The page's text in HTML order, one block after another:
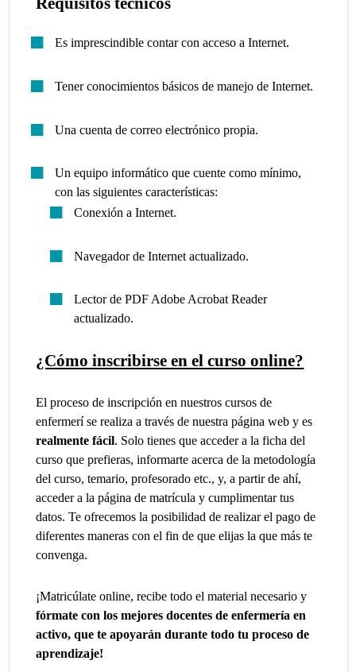
Es imprescindible contar con acceso a Internet.
Tener conocimientos básicos de manejo de Internet.
Una cuenta de correo electrónico propia.
Un equipo informático que cuente como mínimo,
con las siguientes características:
Conexión a Internet.
Navegador de Internet actualizado.
Lector de PDF Adobe Acrobat Reader
actualizado.
¿Cómo inscribirse en el curso online?
El proceso de inscripción en nuestros cursos de
enfermerí se realiza a través de nuestra página web y es
realmente fácil. Solo tienes que acceder a la ficha del
curso que prefieras, informarte acerca de la metodología
del curso, temario, profesorado etc., y, a partir de ahí,
acceder a la página de matrícula y cumplimentar tus
datos. Te ofrecemos la posibilidad de realizar el pago de
diferentes maneras con el fin de que elijas la que más te
convenga.
¡Matricúlate online, recibe todo el material necesario y
fórmate con los mejores docentes de enfermería en
activo, que te apoyarán durante todo tu proceso de
aprendizaje!